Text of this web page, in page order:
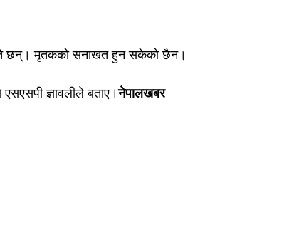
छन्। मृतकको सनाखत हुन सकेको छैन।
ज्ञावलीले बताए।नेपालखबर